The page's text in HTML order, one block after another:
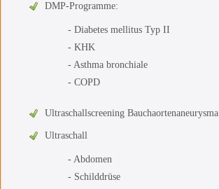
DMP-Programme:
- Diabetes mellitus Typ II
- KHK
- Asthma bronchiale
- COPD
Ultraschallscreening Bauchaortenaneurysma
Ultraschall
- Abdomen
- Schilddrüse